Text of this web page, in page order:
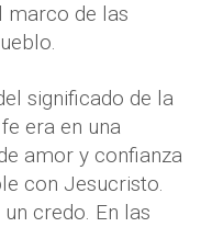
marco de las
significado de la
era en una
amor y confianza
con Jesucristo.
credo. En las